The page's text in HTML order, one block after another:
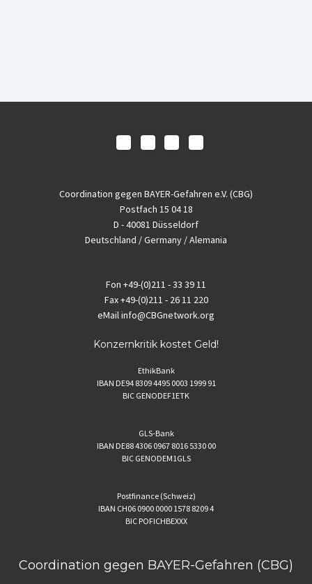
Coordination gegen BAYER-Gefahren e.V. (CBG)
Postfach 15 04 18
D - 40081 Düsseldorf
Deutschland / Germany / Alemania
Fon +49-(0)211 - 33 39 11
Fax+49-(0)211 - 26 11 220
eMailinfo@CBGnetwork.org
Konzernkritik kostet Geld!
EthikBank
IBAN DE94 8309 4495 0003 1999 91
BIC GENODEF1ETK
GLS-Bank
IBAN DE88 4306 0967 8016 5330 00
BIC GENODEM1GLS
Postfinance (Schweiz)
IBAN CH06 0900 0000 1578 8209 4
BIC POFICHBEXXX
Coordination gegen BAYER-Gefahren (CBG)